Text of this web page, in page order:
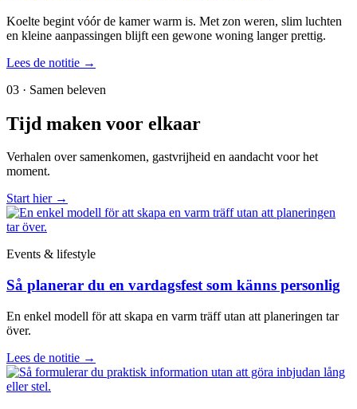
Koelte begint vóór de kamer warm is. Met zon weren, slim luchten
en kleine aanpassingen blijft een gewone woning langer prettig.
Lees de notitie →
03 · Samen beleven
Tijd maken voor elkaar
Verhalen over samenkomen, gastvrijheid en aandacht voor het
moment.
Start hier →
Events & lifestyle
Så planerar du en vardagsfest som känns personlig
En enkel modell för att skapa en varm träff utan att planeringen tar
över.
Lees de notitie →